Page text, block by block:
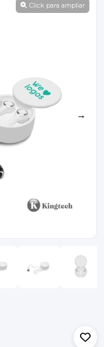
Click para ampliar
→